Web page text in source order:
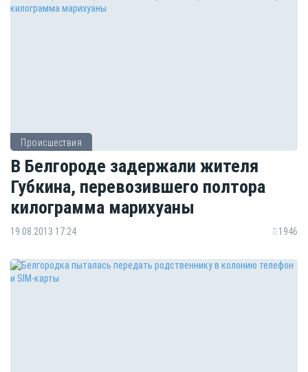
Происшествия
В Белгороде задержали жителя
Губкина, перевозившего полтора
килограмма марихуаны
19.08.2013 17:24 1946